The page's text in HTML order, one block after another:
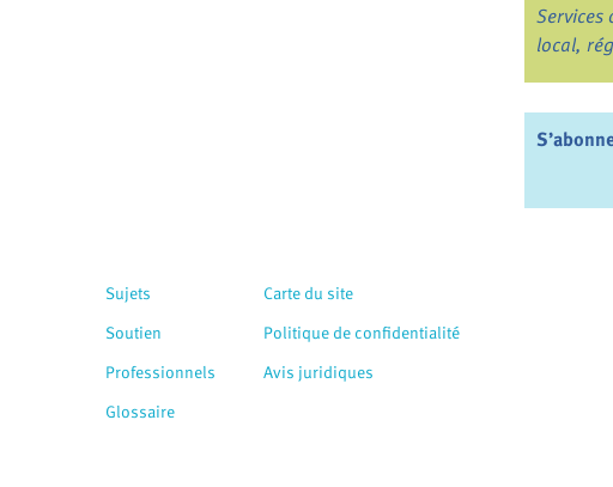
Services
local,
Sujets
Soutien
Professionnels
Glossaire
Carte du site
Politique de confidentialité
Avis juridiques